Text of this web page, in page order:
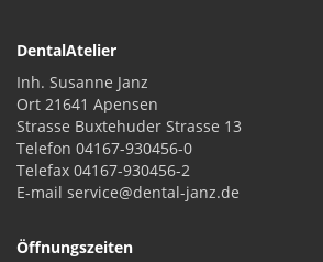
DentalAtelier
Inh. Susanne Janz
Ort 21641 Apensen
Strasse Buxtehuder Strasse 13
Telefon 04167-930456-0
Telefax 04167-930456-2
E-mail service@dental-janz.de
Öffnungszeiten